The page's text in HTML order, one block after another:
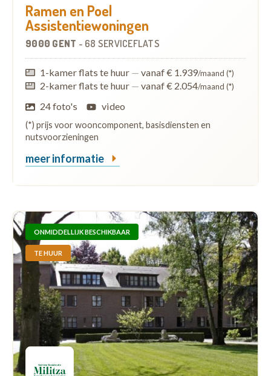
Ramen en Poel
Assistentiewoningen
9000 GENT - 68 SERVICEFLATS
1-kamer flats te huur — vanaf € 1.939/maand (*)
2-kamer flats te huur — vanaf € 2.054/maand (*)
24 foto's video
(*) prijs voor wooncomponent, basisdiensten en
nutsvoorzieningen
meer informatie
ONMIDDELLIJK BESCHIKBAAR
TE HUUR